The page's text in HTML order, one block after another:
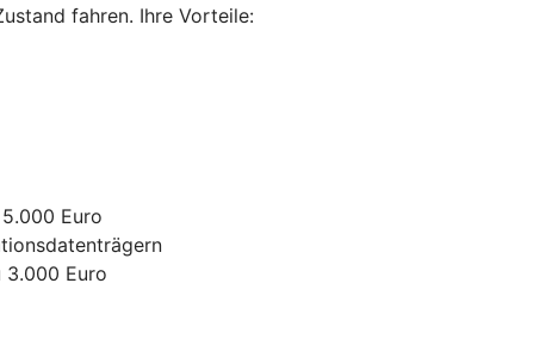
fahren. Ihre Vorteile:
Euro
3.000 Euro